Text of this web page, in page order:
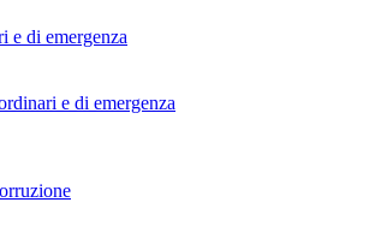
e di emergenza
e di emergenza